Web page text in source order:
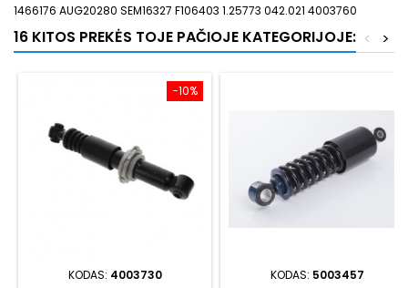
1466176 AUG20280 SEM16327 F106403 1.25773 042.021 4003760
16 KITOS PREKĖS TOJE PAČIOJE KATEGORIJOJE: >
<
−10%
KODAS: 4003730
KODAS: 5003457